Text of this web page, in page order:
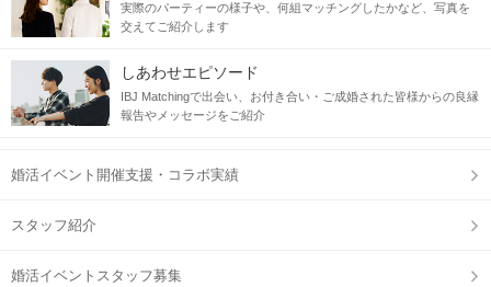
実際のパーティーの様子や、何組マッチングしたかなど、写真を
交えてご紹介します
しあわせエピソード
IBJ Matchingで出会い、お付き合い・ご成婚された皆様からの良縁
報告やメッセージをご紹介
婚活イベント開催支援・コラボ実績
スタッフ紹介
婚活イベントスタッフ募集